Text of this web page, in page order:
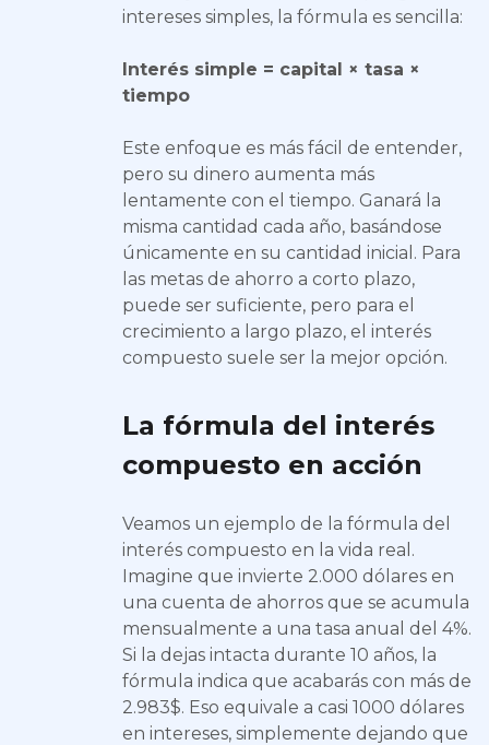
intereses simples, la fórmula es sencilla:
Interés simple = capital × tasa ×
tiempo
Este enfoque es más fácil de entender,
pero su dinero aumenta más
lentamente con el tiempo. Ganará la
misma cantidad cada año, basándose
únicamente en su cantidad inicial. Para
las metas de ahorro a corto plazo,
puede ser suficiente, pero para el
crecimiento a largo plazo, el interés
compuesto suele ser la mejor opción.
La fórmula del interés
compuesto en acción
Veamos un ejemplo de la fórmula del
interés compuesto en la vida real.
Imagine que invierte 2.000 dólares en
una cuenta de ahorros que se acumula
mensualmente a una tasa anual del 4%.
Si la dejas intacta durante 10 años, la
fórmula indica que acabarás con más de
2.983$. Eso equivale a casi 1000 dólares
en intereses, simplemente dejando que